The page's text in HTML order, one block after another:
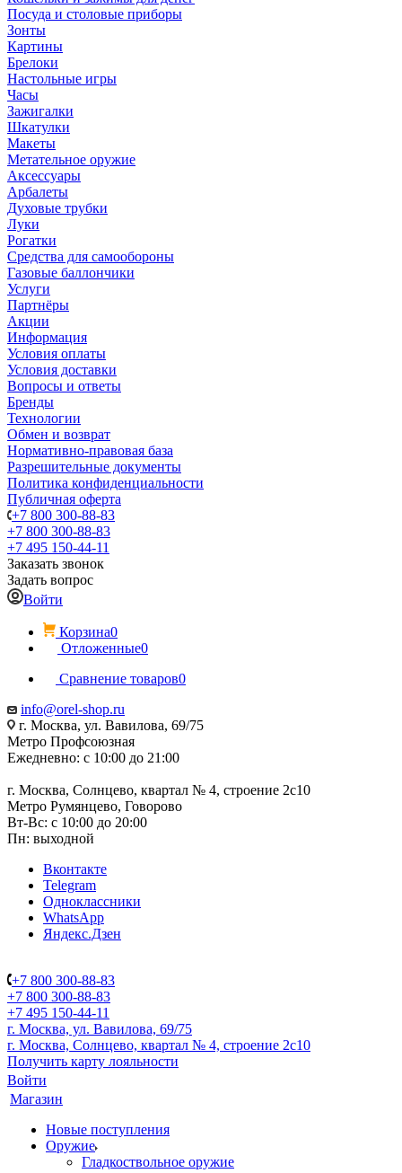
Посуда и столовые приборы
Зонты
Картины
Брелоки
Настольные игры
Часы
Зажигалки
Шкатулки
Макеты
Метательное оружие
Аксессуары
Арбалеты
Духовые трубки
Луки
Рогатки
Средства для самообороны
Газовые баллончики
Услуги
Партнёры
Акции
Информация
Условия оплаты
Условия доставки
Вопросы и ответы
Бренды
Технологии
Обмен и возврат
Нормативно-правовая база
Разрешительные документы
Политика конфиденциальности
Публичная оферта
+7 800 300-88-83
+7 800 300-88-83
+7 495 150-44-11
Заказать звонок
Задать вопрос
Войти
Корзина0
Отложенные0
Сравнение товаров0
info@orel-shop.ru
г. Москва, ул. Вавилова, 69/75
Метро Профсоюзная
Ежедневно: с 10:00 до 21:00
г. Москва, Солнцево, квартал № 4, строение 2с10
Метро Румянцево, Говорово
Вт-Вс: с 10:00 до 20:00
Пн: выходной
Вконтакте
Telegram
Одноклассники
WhatsApp
Яндекс.Дзен
+7 800 300-88-83
+7 800 300-88-83
+7 495 150-44-11
г. Москва, ул. Вавилова, 69/75
г. Москва, Солнцево, квартал № 4, строение 2с10
Получить карту лояльности
Войти
Магазин
Новые поступления
Оружие
Гладкоствольное оружие